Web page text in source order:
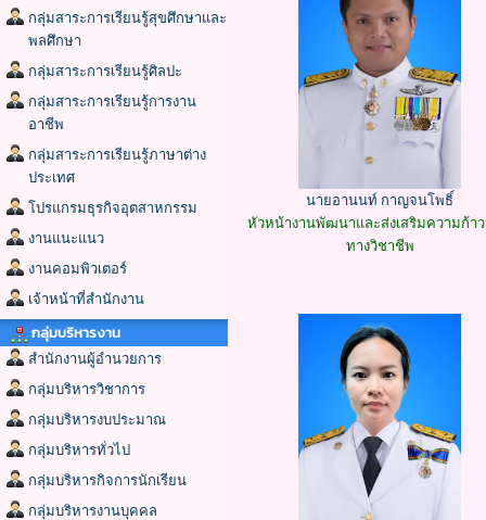
กลุ่มสาระการเรียนรู้สุขศึกษาและ
พลศึกษา
กลุ่มสาระการเรียนรู้ศิลปะ
กลุ่มสาระการเรียนรู้การงาน
อาชีพ
กลุ่มสาระการเรียนรู้ภาษาต่าง
ประเทศ
โปรแกรมธุรกิจอุตสาหกรรม
งานแนะแนว
งานคอมพิวเตอร์
เจ้าหน้าที่สำนักงาน
กลุ่มบริหารงาน
สำนักงานผู้อำนวยการ
กลุ่มบริหารวิชาการ
กลุ่มบริหารงบประมาณ
กลุ่มบริหารทั่วไป
กลุ่มบริหารกิจการนักเรียน
กลุ่มบริหารงานบุคคล
นายอานนท์ กาญจนโพธิ์
หัวหน้างานพัฒนาและส่งเสริมความก้า
ทางวิชาชีพ